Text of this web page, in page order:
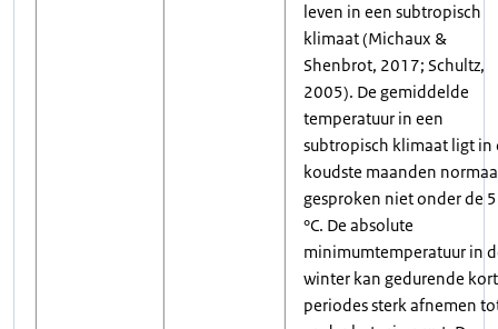
leven in een subtropisch
klimaat (Michaux &
Shenbrot, 2017; Schultz,
2005). De gemiddelde
temperatuur in een
subtropisch klimaat ligt in
koudste maanden
gesproken niet onder de 5
°C. De absolute
minimumtemperatuur in
winter kan gedurende
periodes sterk afnemen